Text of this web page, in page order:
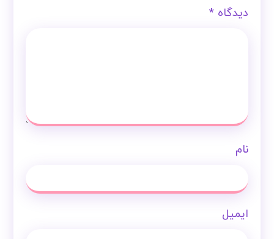
دیدگاه*
نام
ایمیل